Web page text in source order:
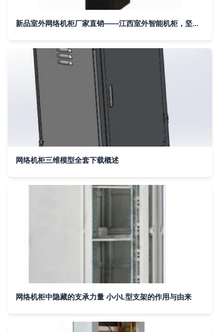
新品室外网络机柜厂家直销——江西室外智能机柜，坚固耐用之选
网络机柜三维模型全套下载概述
网络机柜中隐藏的支承力量 小小L型支架的作用与由来